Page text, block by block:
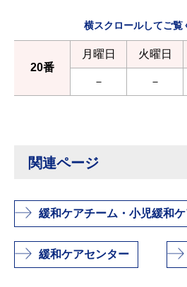
横スクロールしてご覧
20番
月曜日 火曜日
－ －
関連ページ
緩和ケアチーム・小児緩和
緩和ケアセンター